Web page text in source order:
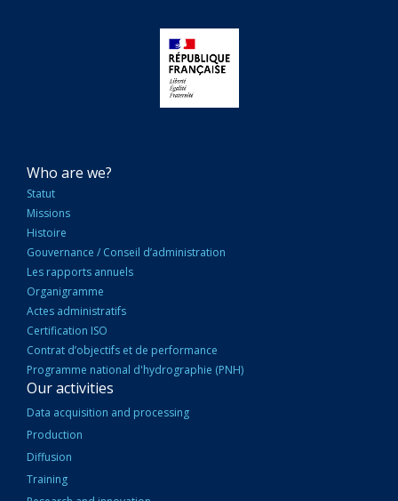
NAVIGATION
PRINCIPALE
Who are we?
Statut
Missions
Histoire
Gouvernance / Conseil d’administration
Les rapports annuels
Organigramme
Actes administratifs
Certification ISO
Contrat d’objectifs et de performance
Programme national d'hydrographie (PNH)
Our activities
Data acquisition and processing
Production
Diffusion
Training